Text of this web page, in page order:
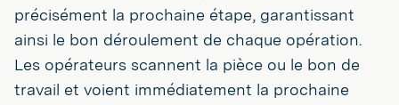
précisément la prochaine étape, garantissant
ainsi le bon déroulement de chaque opération.
Les opérateurs scannent la pièce ou le bon de
travail et voient immédiatement la prochaine